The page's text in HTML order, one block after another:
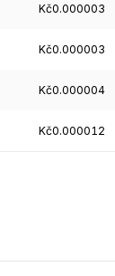
Kč0.000003
Kč0.000003
Kč0.000004
Kč0.000012